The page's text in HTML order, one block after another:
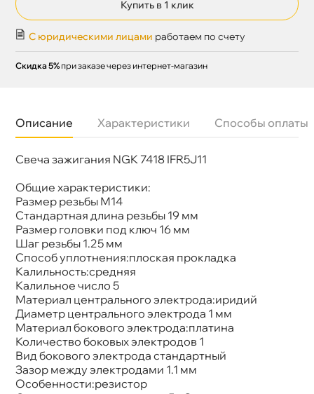
Купить в 1 клик
С юридическими лицами работаем по счету
Скидка 5% при заказе через интернет-магазин
Описание Характеристики Способы оплаты
Свеча зажигания NGK 7418 IFR5J11
Общие характеристики:
Размер резьбы М14
Стандартная длина резьбы 19 мм
Размер головки под ключ 16 мм
Шаг резьбы 1.25 мм
Способ уплотнения:плоская прокладка
Калильность:средняя
Калильное число 5
Материал центрального электрода:иридий
Диаметр центрального электрода 1 мм
Материал бокового электрода:платина
Количество боковых электродов 1
ид бокового электрода стандартный
Зазор между электродами 1.1 мм
Особенности:резистор
Бренд
NGK